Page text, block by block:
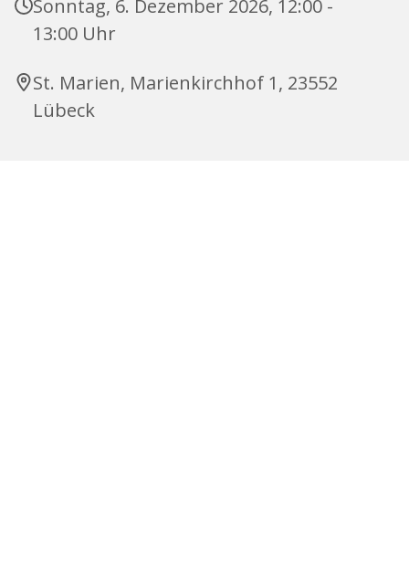
Sonntag, 6. Dezember 2026, 12:00 -
13:00 Uhr
St. Marien, Marienkirchhof 1, 23552
Lübeck